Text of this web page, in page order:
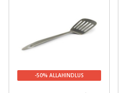
-50% ALLAHINDLUS